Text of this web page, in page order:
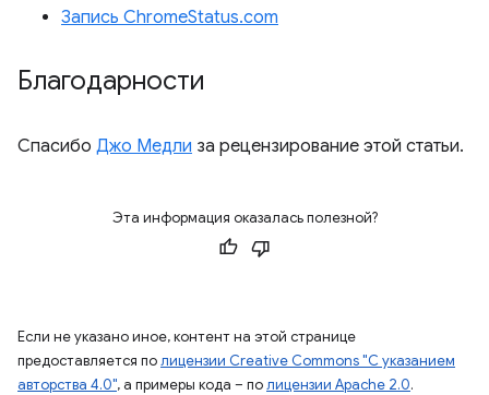
Запись ChromeStatus.com
Благодарности
Спасибо Джо Медли за рецензирование этой статьи.
Эта информация оказалась полезной?
Если не указано иное, контент на этой странице
предоставляется полицензии Creative Commons "С указанием
авторства 4.0", а примеры кода – полицензии Apache 2.0.